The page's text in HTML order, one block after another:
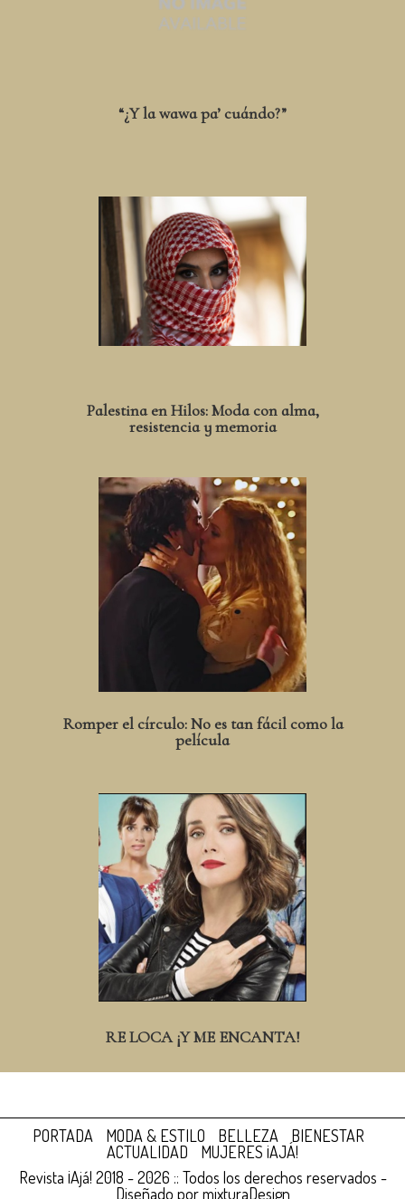
“¿Y la wawa pa’ cuándo?”
Palestina en Hilos: Moda con alma,
resistencia y memoria
Romper el círculo: No es tan fácil como la
película
RE LOCA ¡Y ME ENCANTA!
PORTADA MODA & ESTILO BELLEZA
BIENESTAR
ACTUALIDAD
MUJERES ¡AJÁ!
Revista ¡Ajá! 2018 - 2026 :: Todos los derechos reservados -
Diseñado pormixturaDesign